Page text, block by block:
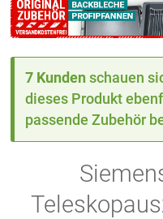
7 Kunden schauen
dieses Produkt
passende Zubehör